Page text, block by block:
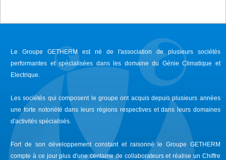
Le Groupe GETHERMest né de l'association de plusieurs sociétés
performantes et spécialisées dans les domaine du Génie Climatique et
Electrique.
Les sociétés qui composent le groupe ont acquis depuis plusieurs années
une forte notoriété dans leurs régions respectives et dans leurs domaines
d'activités spécialisés.
Fort de son développement constant et raisonné le Groupe GETHERM
compte à ce jour plus d'une centaine de collaborateurs et réalise un Chiffre